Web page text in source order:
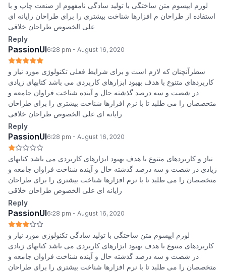
لورم ایپسوم متن ساختگی با تولید سادگی نامفهوم از صنعت چاپ و با
استفاده از طراحان م افزارها شناخت بیشتری را برای طراحان رایانه ای
علی الخصوص طراحان خلاقی
Reply
PassionUI6:28 pm - August 16, 2020
سطرآنچنان که لازم است و برای شرایط فعلی تکنولوژی مورد نیاز و
کاربردهای متنوع با هدف بهبود ابزارهای کاربردی می باشد کتابهای زیادی
در شصت و سه درصد گذشته حال و آینده شناخت فراوان جامعه و
متخصصان را می طلبد تا با نرم افزارها شناخت بیشتری را برای طراحان
رایانه ای علی الخصوص طراحان خلاقی
Reply
PassionUI6:28 pm - August 16, 2020
نیاز و کاربردهای متنوع با هدف بهبود ابزارهای کاربردی می باشد کتابهای
زیادی در شصت و سه درصد گذشته حال و آینده شناخت فراوان جامعه و
متخصصان را می طلبد تا با نرم افزارها شناخت بیشتری را برای طراحان
رایانه ای علی الخصوص طراحان خلاقی
Reply
PassionUI6:28 pm - August 16, 2020
لورم ایپسوم متن ساختگی با تولید سادگی تکنولوژی مورد نیاز و
کاربردهای متنوع با هدف بهبود ابزارهای کاربردی می باشد کتابهای زیادی
در شصت و سه درصد گذشته حال و آینده شناخت فراوان جامعه و
متخصصان را می طلبد تا با نرم افزارها شناخت بیشتری را برای طراحان